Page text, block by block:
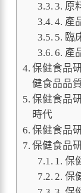
3. 原
4. 產
5. 臨
6. 產
保健食品
健食品品
保健食品
時代
保健食品
保健食品
1. 保
2. 保